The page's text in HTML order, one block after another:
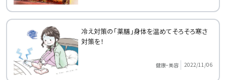
冷え対策の「薬膳」身体を温めてそろそろ寒さ
対策を！
健康・美容 2022/11/06